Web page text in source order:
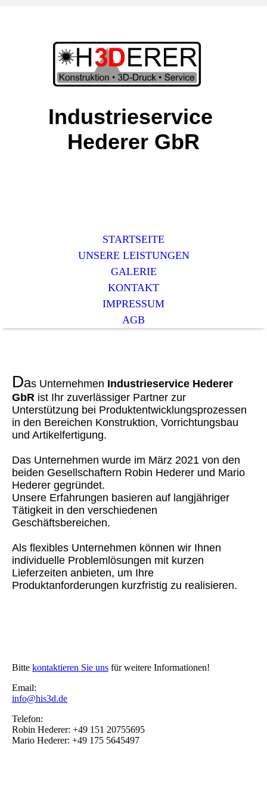
Industrieservice
Hederer GbR
STARTSEITE
UNSERE LEISTUNGEN
GALERIE
KONTAKT
IMPRESSUM
AGB
Das Unternehmen Industrieservice Hederer
GbR ist Ihr zuverlässiger Partner zur
Unterstützung bei Produktentwicklungsprozessen
in den Bereichen Konstruktion, Vorrichtungsbau
und Artikelfertigung.
Das Unternehmen wurde im März 2021 von den
beiden Gesellschaftern Robin Hederer und Mario
Hederer gegründet.
Unsere Erfahrungen basieren auf langjähriger
Tätigkeit in den verschiedenen
Geschäftsbereichen.
Als flexibles Unternehmen können wir Ihnen
individuelle Problemlösungen mit kurzen
Lieferzeiten anbieten, um Ihre
Produktanforderungen kurzfristig zu realisieren.
Bitte kontaktieren Sie uns für weitere Informationen!
Email:
info@his3d.de
Telefon:
Robin Hederer: +49 151 20755695
Mario Hederer: +49 175 5645497